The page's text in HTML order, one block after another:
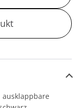
ausklappbare